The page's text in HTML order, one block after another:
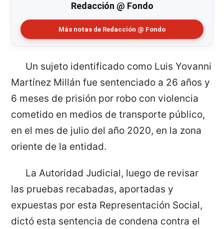
Redacción @ Fondo
Más notas de Redacción @ Fondo
Un sujeto identificado como Luis Yovanni
Martínez Millán fue sentenciado a 26 años y
6 meses de prisión por robo con violencia
cometido en medios de transporte público,
en el mes de julio del año 2020, en la zona
oriente de la entidad.
La Autoridad Judicial, luego de revisar
las pruebas recabadas, aportadas y
expuestas por esta Representación Social,
dictó esta sentencia de condena contra el